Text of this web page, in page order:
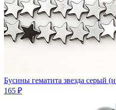
Бусины гематита звезда серый
165 ₽